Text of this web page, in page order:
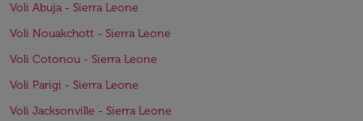
Voli Abuja - Sierra Leone
Voli Nouakchott - Sierra Leone
Voli Cotonou - Sierra Leone
Voli Parigi - Sierra Leone
Voli Jacksonville - Sierra Leone